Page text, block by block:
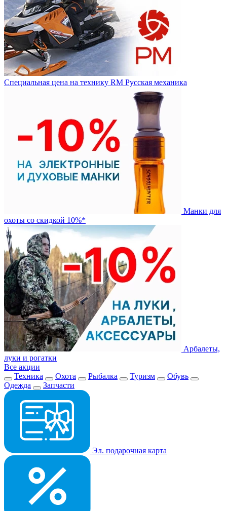
Специальная цена на технику RM Русская механика
Манки для
охоты со скидкой 10%*
Арбалеты,
луки и рогатки
Все акции
Техника
Охота Рыбалка Туризм
Обувь
Одежда
Запчасти
Эл. подарочная карта